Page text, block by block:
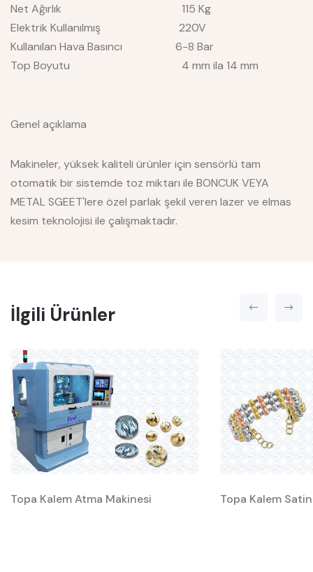
Net Ağırlık 115 Kg
Elektrik Kullanılmış 220V
Kullanılan Hava Basıncı 6-8 Bar
Top Boyutu 4 mm ila 14 mm
Genel açıklama
Makineler, yüksek kaliteli ürünler için sensörlü tam
otomatik bir sistemde toz miktarı ile BONCUK VEYA
METAL SGEET'lere özel parlak şekil veren lazer ve elmas
kesim teknolojisi ile çalışmaktadır.
İlgili Ürünler
Topa Kalem Atma Makinesi Topa Kalem